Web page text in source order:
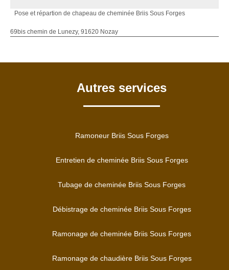
Pose et répartion de chapeau de cheminée Briis Sous Forges
69bis chemin de Lunezy, 91620 Nozay
Autres services
Ramoneur Briis Sous Forges
Entretien de cheminée Briis Sous Forges
Tubage de cheminée Briis Sous Forges
Débistrage de cheminée Briis Sous Forges
Ramonage de cheminée Briis Sous Forges
Ramonage de chaudière Briis Sous Forges